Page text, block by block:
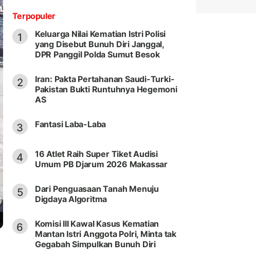
Terpopuler
1
Keluarga Nilai Kematian Istri Polisi
yang Disebut Bunuh Diri Janggal,
DPR Panggil Polda Sumut Besok
2
Iran: Pakta Pertahanan Saudi-Turki-
Pakistan Bukti Runtuhnya Hegemoni
AS
3 Fantasi Laba-Laba
4
16 Atlet Raih Super Tiket Audisi
Umum PB Djarum 2026 Makassar
5
Dari Penguasaan Tanah Menuju
Digdaya Algoritma
6
Komisi III Kawal Kasus Kematian
Mantan Istri Anggota Polri, Minta tak
Gegabah Simpulkan Bunuh Diri